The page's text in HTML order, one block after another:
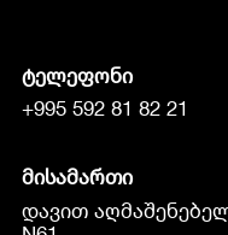
ტელეფონი
+995 592 81 82 21
მისამართი
დავით